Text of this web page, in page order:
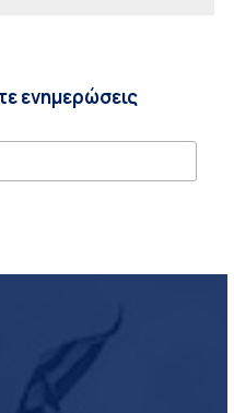
ενημερώσεις